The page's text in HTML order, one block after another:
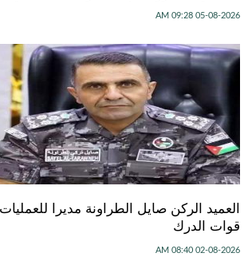
05-08-2026 09:28 AM
العميد الركن صايل الطراونة مديرا
قوات الدرك
02-08-2026 08:40 AM